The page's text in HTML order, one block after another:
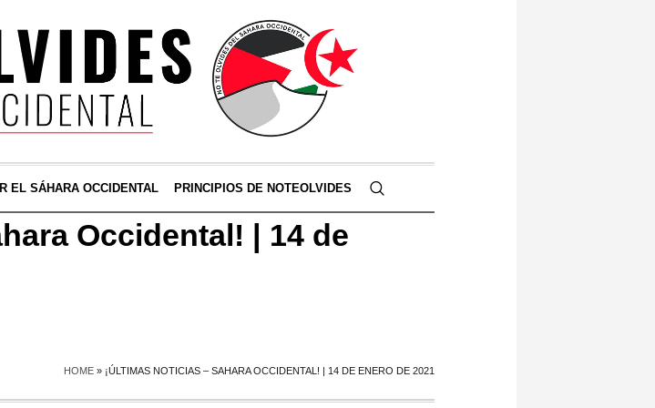
EL SÁHARA OCCIDENTAL PRINCIPIOS DE NOTEOLVIDES
Occidental! | 14 de
HOME » ¡ÚLTIMAS NOTICIAS – SAHARA OCCIDENTAL! | 14 DE ENERO DE 2021